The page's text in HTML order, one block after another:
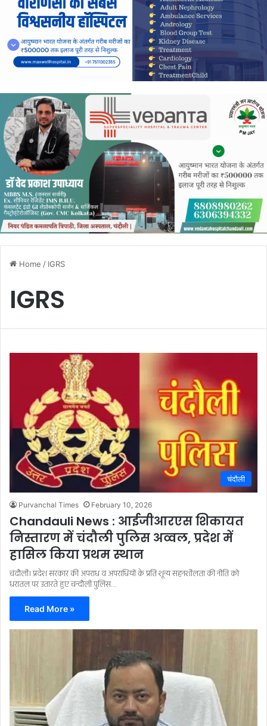
Home / IGRS
IGRS
चंदौली
Purvanchal Times February 10, 2026
Chandauli News : आईजीआरएस शिकायत
निस्तारण में चंदौली पुलिस अव्वल, प्रदेश में
हासिल किया प्रथम स्थान
चंदौली। प्रदेश सरकार की अपराध व अपराधियों के प्रति शून्य सहनशीलता की नीति को
धरातल पर उतारते हुए चन्दौली पुलिस…
Read More »